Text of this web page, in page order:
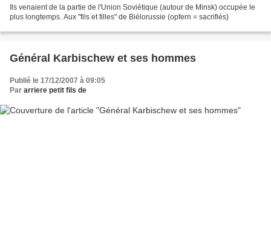
Ils venaient de la partie de l'Union Soviétique (autour de Minsk) occupée le
plus longtemps. Aux "fils et filles" de Biélorussie (opfern = sacrifiés)
Général Karbischew et ses hommes
Publié le 17/12/2007 à 09:05
Par arriere petit fils de